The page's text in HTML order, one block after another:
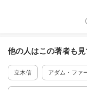
他の人はこの著者も
立木信 アダム・ファ